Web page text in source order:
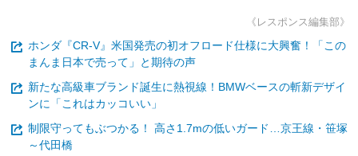
《レスポンス編集部》
ホンダ『CR-V』米国発売の初オフロード仕様に大興奮！「この
まんま日本で売って」と期待の声
新たな高級車ブランド誕生に熱視線！BMWベースの斬新デザイ
ンに「これはカッコいい」
制限守ってもぶつかる！ 高さ1.7mの低いガード…京王線・笹塚
～代田橋